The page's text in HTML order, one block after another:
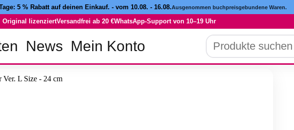
5 % Rabattauf deinen Einkauf. - vom 10.08. - 16.08.Ausgenommen buchpreisgebundene Waren.
Original lizenziertVersandfrei ab 20 €WhatsApp-Support von 10–19 Uhr
News Mein Konto
Produkte
suchen